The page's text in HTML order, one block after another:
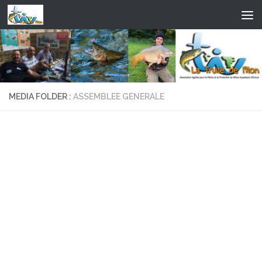
Skip to content
MEDIA FOLDER : ASSEMBLEE GENERALE